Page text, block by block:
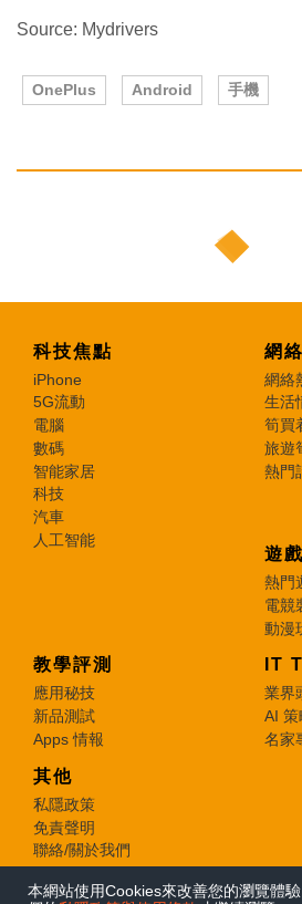
本網站使用Cookies來改善您的瀏覽體
Source: Mydrivers
OnePlus Android 手機
科技焦點
iPhone
5G流動
電腦
數碼
智能家居
科技
汽車
人工智能
網
網絡
生活
筍買
旅遊
熱門
遊
熱門
電競
動漫
教學評測
應用秘技
新品測試
Apps 情報
IT
業界
AI 策
名家
其他
私隱政策
免責聲明
聯絡/關於我們
© 2026 e-zone. All Rights